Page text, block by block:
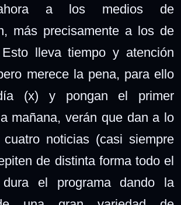
a los medios de
más precisamente a los de
Esto lleva tiempo y atención
merece la pena, para ello
(x) y pongan el primer
mañana, verán que dan a lo
noticias (casi siempre
de distinta forma todo el
el programa dando la